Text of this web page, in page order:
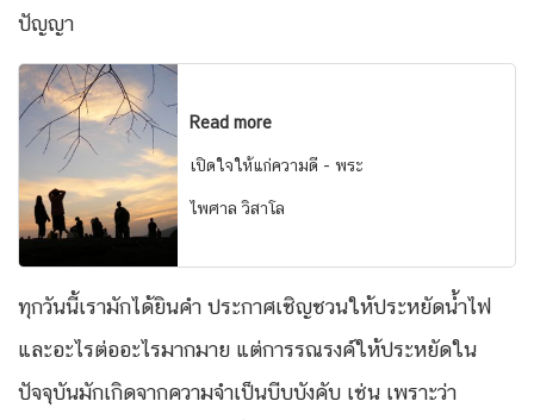
ปัญญา
Read more
เปิดใจให้แก่ความดี - พระ
ไพศาล วิสาโล
ทุกวันนี้เรามักได้ยินคำ ประกาศเชิญชวนให้ประหยัดน้ำไฟ
และอะไรต่ออะไรมากมาย แต่การรณรงค์ให้ประหยัดใน
ปัจจุบันมักเกิดจากความจำเป็นบีบบังคับ เช่น เพราะว่า